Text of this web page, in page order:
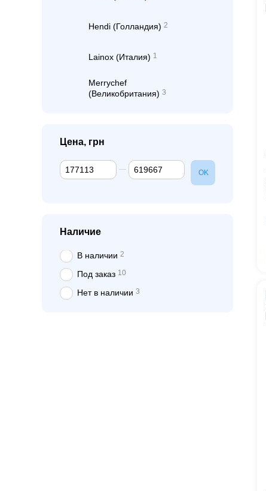
Hendi (Голландия) 2
Lainox (Италия) 1
Merrychef
(Великобритания) 3
Цена, грн
От Цена, грн
До Цена, грн
OK
Наличие
В наличии 2
Под заказ 10
Нет в наличии 3